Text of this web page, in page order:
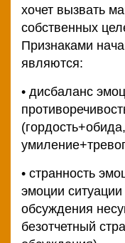
хочет вызвать
собственных
Признаками
являются:
• дисбаланс
• странность
эмоции
обсуждения
безотчетный